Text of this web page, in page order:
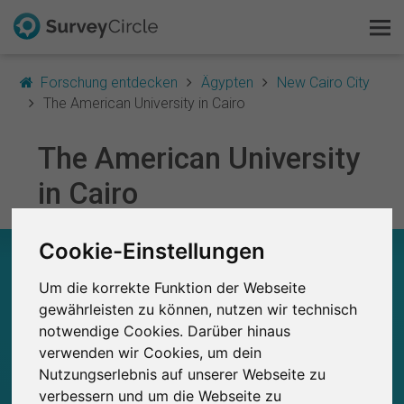
Cookie-Einstellungen
Um die korrekte Funktion der Webseite
gewährleisten zu können, nutzen wir technisch
notwendige Cookies. Darüber hinaus
verwenden wir Cookies, um dein
Nutzungserlebnis auf unserer Webseite zu
verbessern und um die Webseite zu
Forschung entdecken Ägypten
New Cairo City
The American University in Cairo
The American University
in Cairo
THE AMERICAN UNIVERSITY IN CAIRO – AUF
0
Bisher bei SurveyCircle veröffentlichte
Studien
0
Aktuell bei SurveyCircle veröffentlichte
Studien
Das ist SurveyCircle
Forschung entdecken
FAQ
Kostenlos registrieren
Anmelden